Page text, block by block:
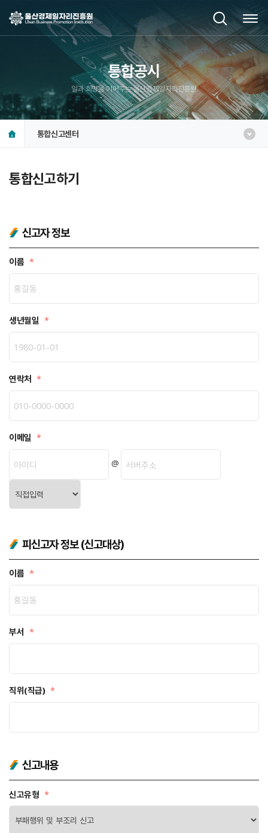
통합공시
일과 희망을 이어주는 울산경제일자리진흥원
통합신고센터
통합신고하기
신고자 정보
이름 *
생년월일 *
연락처 *
이메일 *
@
피신고자 정보 (신고대상)
이름 *
부서 *
직위(직급) *
신고내용
신고유형 *